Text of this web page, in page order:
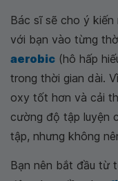
Bác sĩ sẽ cho ý
với bạn vào từng
aerobic (hô hấp
trong thời gian dài.
oxy tốt hơn và cải
cường độ tập luyện
tập, nhưng không
Bạn nên bắt đầu từ